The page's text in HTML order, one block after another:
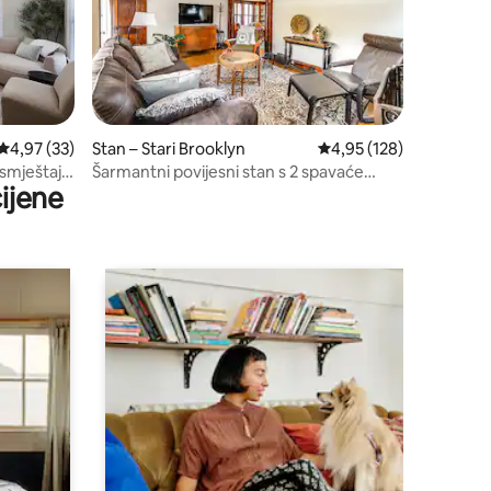
ocjena: 4,97/5, recenzija: 33
4,97 (33)
u
Stan – Stari Brooklyn Prosječna ocjena:
4,95 (128)
Šarmantni povijesni stan s 2 spavaće